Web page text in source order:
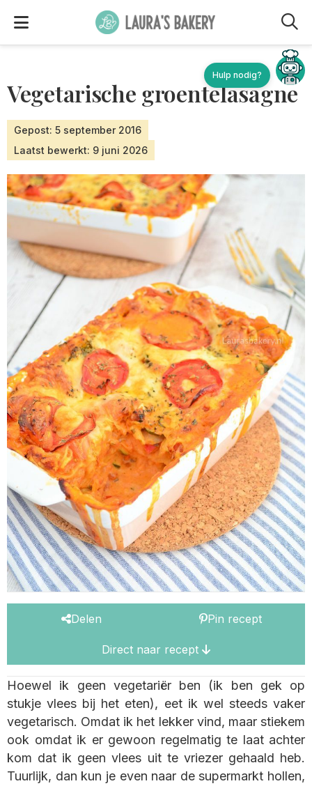
Vegetarische groentelasagne
Gepost: 5 september 2016
Laatst bewerkt: 9 juni 2026
Delen Pin recept
Direct naar recept
Hoewel ik geen vegetariër ben (ik ben gek op
stukje vlees bij het eten), eet ik wel steeds vaker
vegetarisch. Omdat ik het lekker vind, maar stiekem
ook omdat ik er gewoon regelmatig te laat achter
kom dat ik geen vlees uit te vriezer gehaald heb.
Tuurlijk, dan kun je even naar de supermarkt hollen,
Hulp nodig?